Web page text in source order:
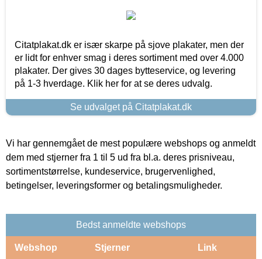
Citatplakat.dk er især skarpe på sjove plakater, men der
er lidt for enhver smag i deres sortiment med over 4.000
plakater. Der gives 30 dages bytteservice, og levering
på 1-3 hverdage. Klik her for at se deres udvalg.
Se udvalget på Citatplakat.dk
Vi har gennemgået de mest populære webshops og anmeldt
dem med stjerner fra 1 til 5 ud fra bl.a. deres prisniveau,
sortimentstørrelse, kundeservice, brugervenlighed,
betingelser, leveringsformer og betalingsmuligheder.
Bedst anmeldte webshops
Webshop Stjerner Link